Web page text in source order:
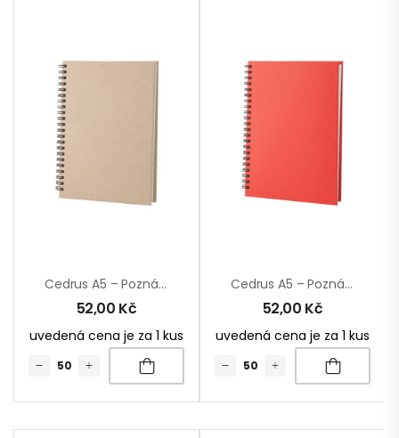
Cedrus A5 – Poznámkový Blok
52,00 Kč
uvedená cena je za 1 kus
Cedrus A5 – Poznámkový Blok
52,00 Kč
uvedená cena je za 1 kus